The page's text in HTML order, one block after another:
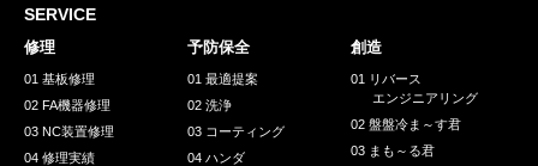
GREEN CHALLENGE
環境への取り組み
お問い合わせ 発送先
SERVICE
修理
01 基板修理
02 FA機器修理
03 NC装置修理
04 修理実績
予防保全
01 最適提案
02 洗浄
03 コーティング
04 ハンダ
創造
01 リバース
エンジニアリング
02 盤盤冷ま～す君
03 まも～る君